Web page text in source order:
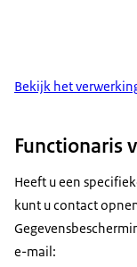
Bekijk het
Functionaris
Heeft u een
kunt u contact
e-mail: